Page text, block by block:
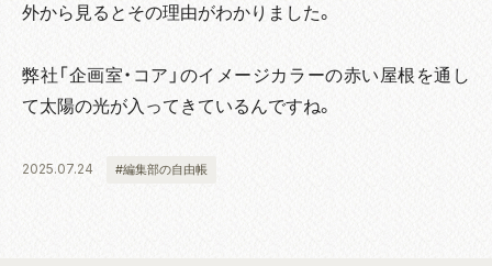
外から見るとその理由がわかりました。
弊社「企画室・コア」のイメージカラーの赤い屋根を通し
て太陽の光が入ってきているんですね。
2025.07.24 #編集部の自由帳